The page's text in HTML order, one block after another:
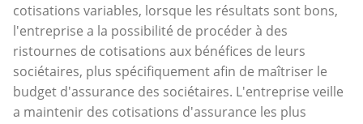
cotisations variables, lorsque les résultats sont bons,
l'entreprise a la possibilité de procéder à des
ristournes de cotisations aux bénéfices de leurs
sociétaires, plus spécifiquement afin de maîtriser le
budget d'assurance des sociétaires. L'entreprise veille
a maintenir des cotisations d'assurance les plus